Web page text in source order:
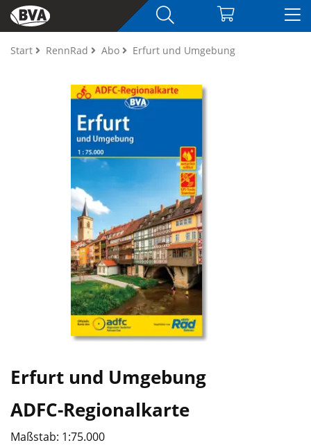
Start RennRad Abo Erfurt und Umgebung
Erfurt und Umgebung
ADFC-Regionalkarte
Maßstab: 1:75.000